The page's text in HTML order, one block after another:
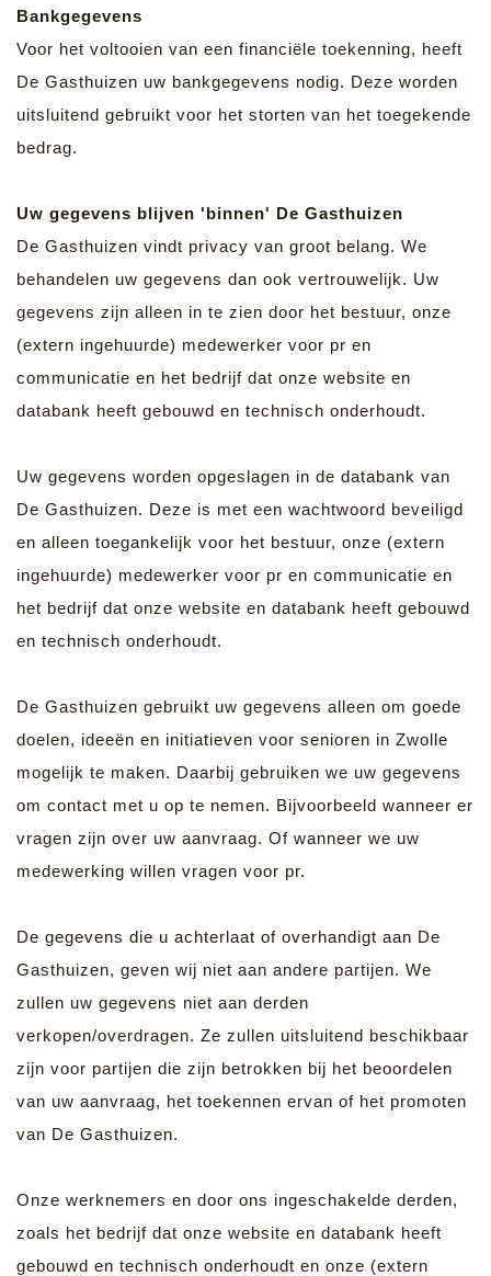
Bankgegevens
Voor het voltooien van een financiële toekenning, heeft
De Gasthuizen uw bankgegevens nodig. Deze worden
uitsluitend gebruikt voor het storten van het toegekende
bedrag.
Uw gegevens blijven 'binnen' De Gasthuizen
De Gasthuizen vindt privacy van groot belang. We
behandelen uw gegevens dan ook vertrouwelijk. Uw
gegevens zijn alleen in te zien door het bestuur, onze
(extern ingehuurde) medewerker voor pr en
communicatie en het bedrijf dat onze website en
databank heeft gebouwd en technisch onderhoudt.
Uw gegevens worden opgeslagen in de databank van
De Gasthuizen. Deze is met een wachtwoord beveiligd
en alleen toegankelijk voor het bestuur, onze (extern
ingehuurde) medewerker voor pr en communicatie en
het bedrijf dat onze website en databank heeft gebouwd
en technisch onderhoudt.
De Gasthuizen gebruikt uw gegevens alleen om goede
doelen, ideeën en initiatieven voor senioren in Zwolle
mogelijk te maken. Daarbij gebruiken we uw gegevens
om contact met u op te nemen. Bijvoorbeeld wanneer er
vragen zijn over uw aanvraag. Of wanneer we uw
medewerking willen vragen voor pr.
De gegevens die u achterlaat of overhandigt aan De
Gasthuizen, geven wij niet aan andere partijen. We
zullen uw gegevens niet aan derden
verkopen/overdragen. Ze zullen uitsluitend beschikbaar
zijn voor partijen die zijn betrokken bij het beoordelen
van uw aanvraag, het toekennen ervan of het promoten
van De Gasthuizen.
Onze werknemers en door ons ingeschakelde derden,
zoals het bedrijf dat onze website en databank heeft
gebouwd en technisch onderhoudt en onze (extern